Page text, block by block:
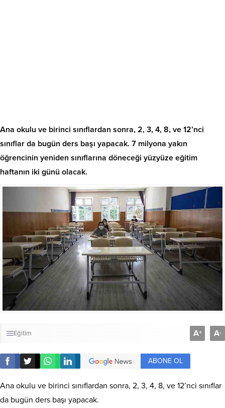
Ana okulu ve birinci sınıflardan sonra, 2, 3, 4, 8, ve 12’nci
sınıflar da bugün ders başı yapacak. 7 milyona yakın
öğrencinin yeniden sınıflarına döneceği yüzyüze eğitim
haftanın iki günü olacak.
Eğitim A+ A-
ABONE OL
Ana okulu ve birinci sınıflardan sonra, 2, 3, 4, 8, ve 12’nci sınıflar
da bugün ders başı yapacak.